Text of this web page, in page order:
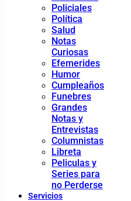
Policiales
Política
Salud
Notas
Curiosas
Efemerides
Humor
Cumpleaños
Funebres
Grandes
Notas y
Entrevistas
Columnistas
Libreta
Peliculas y
Series para
no Perderse
Servicios